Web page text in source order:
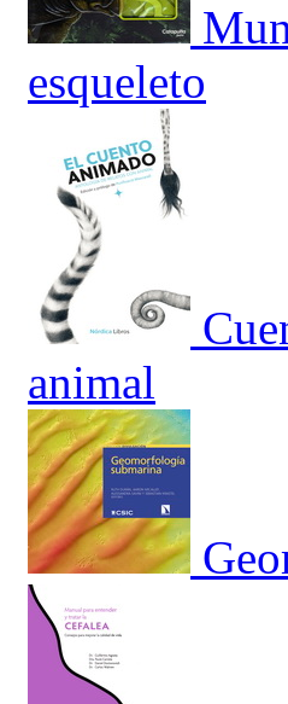
esqueleto
animal